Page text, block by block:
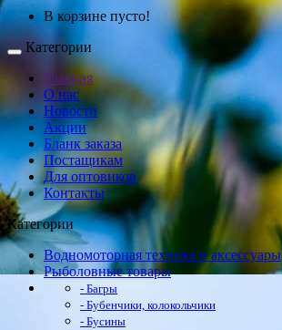
В корзине пусто!
Категории
Главная
О нас
Новости
Акции
Бланк заказа
Постащикам
Для оптовиков
Контакты
Категории
Водномоторная техника и аксессуары
Рыболовные товары
- Багры
- Бубенчики, колокольчики
- Бусины